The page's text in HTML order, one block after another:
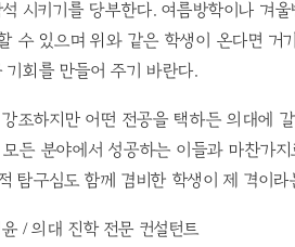
시키기를 당부한다. 여름방학이나 겨
수 있으며 위와 같은 학생이 온다면 거
기회를 만들어 주기 바란다.
조하지만 어떤 전공을 택하든 의대에
든 분야에서 성공하는 이들과 마찬가
탐구심도 함께 겸비한 학생이 제 격이라
/ 의대 진학 전문 컨설턴트